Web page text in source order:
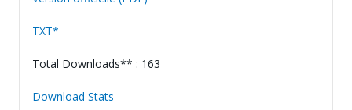
TXT*
Total Downloads** : 163
Download Stats